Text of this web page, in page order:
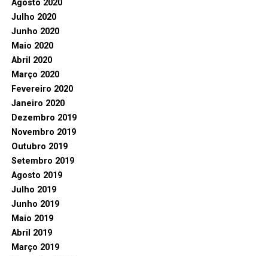
Agosto 2020
Julho 2020
Junho 2020
Maio 2020
Abril 2020
Março 2020
Fevereiro 2020
Janeiro 2020
Dezembro 2019
Novembro 2019
Outubro 2019
Setembro 2019
Agosto 2019
Julho 2019
Junho 2019
Maio 2019
Abril 2019
Março 2019